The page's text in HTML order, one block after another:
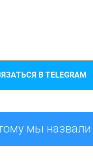
В TELEGRAM
мы